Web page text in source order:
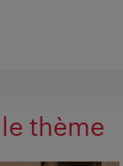
thème